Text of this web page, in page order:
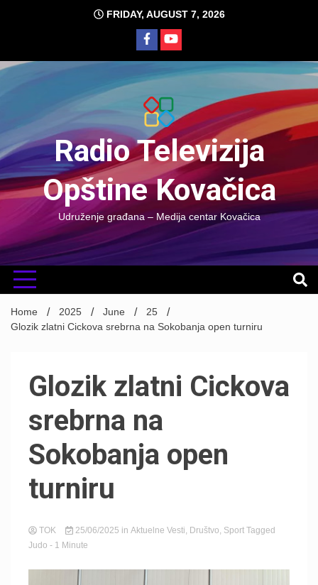
FRIDAY, AUGUST 7, 2026
Radio Televizija
Opštine Kovačica
Udruženje građana – Medija centar Kovačica
Home 2025 June
25
Glozik zlatni Cickova srebrna na Sokobanja open turniru
Glozik zlatni Cickova
srebrna na
Sokobanja open
turniru
TOK 25/06/2025 in Aktuelne Vesti, Društvo, Sport Tagged
Judo - 1 Minute